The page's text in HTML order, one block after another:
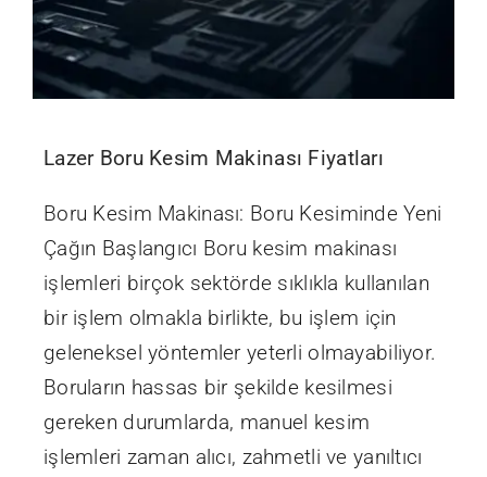
Lazer Boru Kesim Makinası Fiyatları
Boru Kesim Makinası: Boru Kesiminde Yeni
Çağın Başlangıcı Boru kesim makinası
işlemleri birçok sektörde sıklıkla kullanılan
bir işlem olmakla birlikte, bu işlem için
geleneksel yöntemler yeterli olmayabiliyor.
Boruların hassas bir şekilde kesilmesi
gereken durumlarda, manuel kesim
işlemleri zaman alıcı, zahmetli ve yanıltıcı